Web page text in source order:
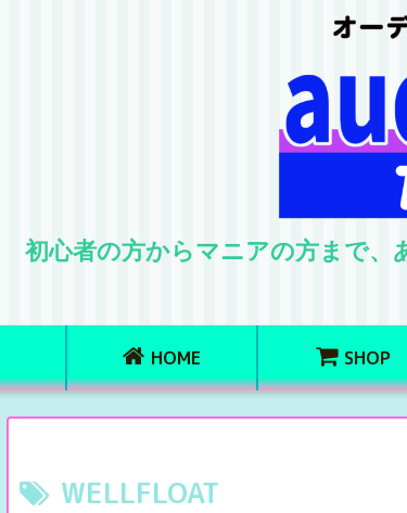
初心者の方からマニアの方まで
HOME SHOP
WELLFLOAT